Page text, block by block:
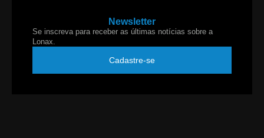
Newsletter
Se inscreva para receber as últimas notícias sobre a
Lonax.
Cadastre-se